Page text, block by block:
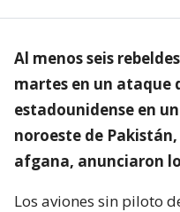
Al menos seis
martes en un ataque
estadounidense en
noroeste de
afgana, anunciaron
Los aviones sin piloto